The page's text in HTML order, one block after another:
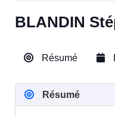
BLANDIN
Résumé
Résumé